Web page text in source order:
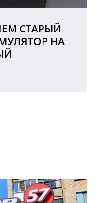
СТАРЫЙ
НА